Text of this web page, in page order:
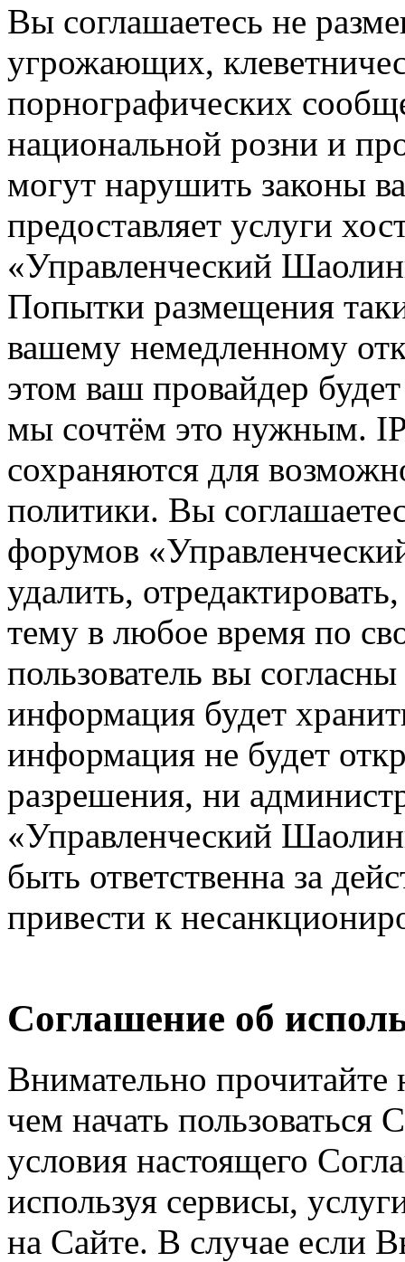
Вы соглашаетесь не
угрожающих,
порнографических
национальной розни и
могут нарушить законы
предоставляет услуги
«Управленческий
Попытки размещения
вашему немедленному
этом ваш провайдер
мы сочтём это нужным.
сохраняются для
политики. Вы
форумов
удалить,
тему в любое время по
пользователь вы
информация будет
информация не будет
разрешения, ни
«Управленческий
быть ответственна за
привести к
Соглашение об
Внимательно
чем начать
условия настоящего
используя сервисы,
на Сайте. В случае если